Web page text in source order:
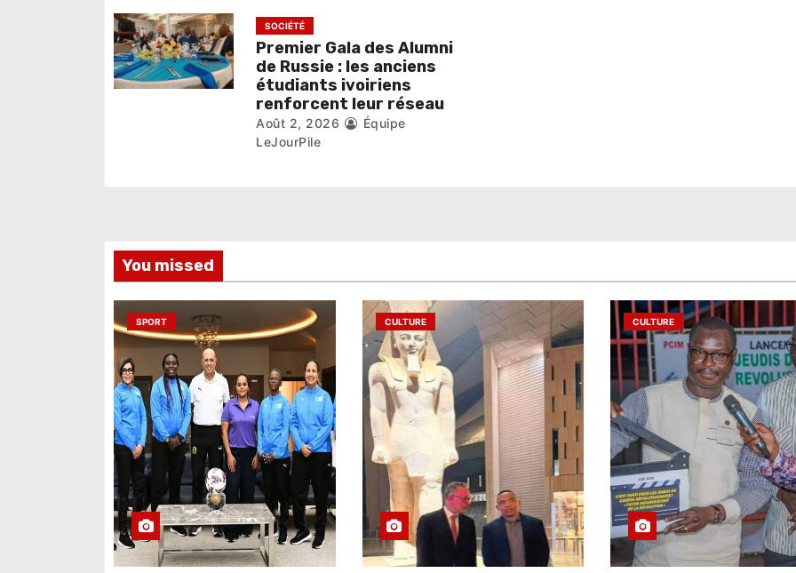
t
i
c
SOCIÉTÉ
Premier Gala des Alumni
de Russie : les anciens
étudiants ivoiriens
renforcent leur réseau
Août 2, 2026
Équipe
LeJourPile
You missed
SPORT CULTURE CULTURE